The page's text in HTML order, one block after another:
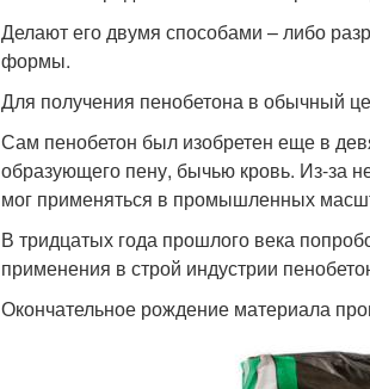
Делают его двумя способами – либо
формы.
Для получения пенобетона в обычный
Сам пенобетон был изобретен еще в
образующего пену, бычью кровь. Из-за
мог применяться в промышленных
В тридцатых года прошлого века
применения в строй индустрии
Окончательное рождение материала